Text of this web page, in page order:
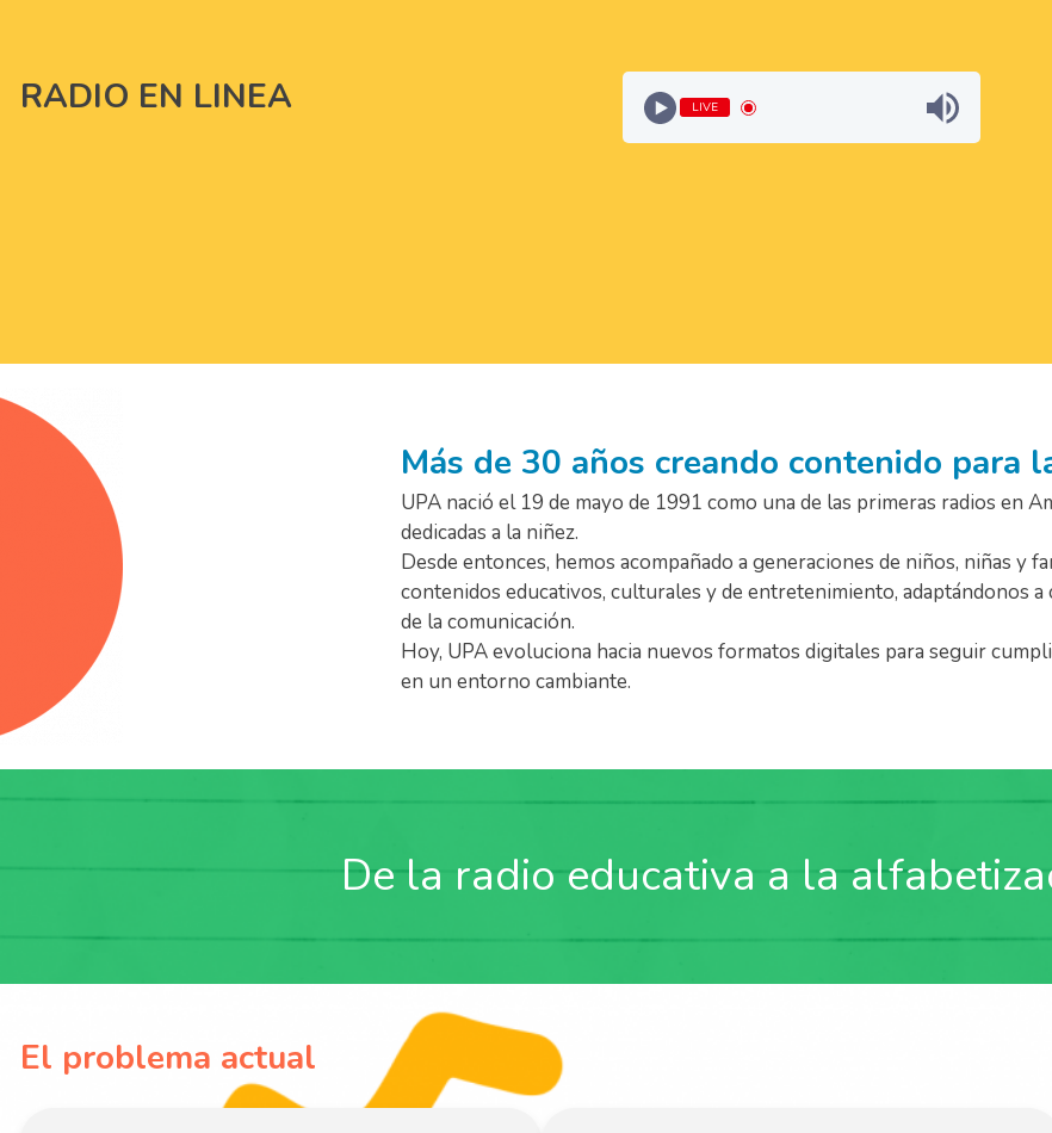
RADIO EN LINEA LIVE
Más de 30 años creando contenido para
UPA nació el 19 de mayo de 1991 como una de las primeras radios en
dedicadas a la niñez.
Desde entonces, hemos acompañado a generaciones de niños, niñas y
contenidos educativos, culturales y de entretenimiento, adaptándonos a
de la comunicación.
Hoy, UPA evoluciona hacia nuevos formatos digitales para seguir
en un entorno cambiante.
De la radio educativa a la
El problema actual